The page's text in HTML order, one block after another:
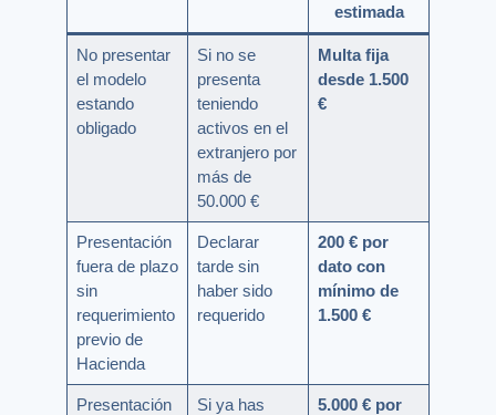
estimada
No presentar
el modelo
estando
obligado
Si no se
presenta
teniendo
activos en el
extranjero por
más de
50.000 €
Multa fija
desde 1.500
€
Presentación
fuera de plazo
sin
requerimiento
previo de
Hacienda
Declarar
tarde sin
haber sido
requerido
200 € por
dato con
mínimo de
1.500 €
Presentación
Si ya has
5.000 € por